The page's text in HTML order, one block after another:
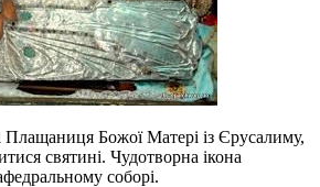
Плащаниця Божої Матері із Єрусалиму,
святині. Чудотворна ікона
соборі.